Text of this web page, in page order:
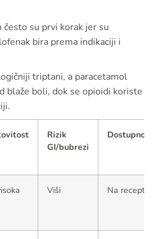
su prvi korak jer su
bira prema indikaciji i
triptani, a paracetamol
blaže boli, dok se opioidi koriste
Rizik
GI/bubrezi
Dostupnost
Viši Na recept